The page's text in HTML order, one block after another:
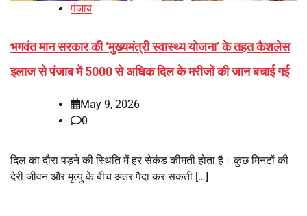
पंजाब
भगवंत मान सरकार की ‘मुख्यमंत्री स्वास्थ्य योजना’ के तहत कैशलेस
इलाज से पंजाब में 5000 से अधिक दिल के मरीजों की जान बचाई गई
May 9, 2026
0
दिल का दौरा पड़ने की स्थिति में हर सेकंड कीमती होता है। कुछ मिनटों की
देरी जीवन और मृत्यु के बीच अंतर पैदा कर सकती […]